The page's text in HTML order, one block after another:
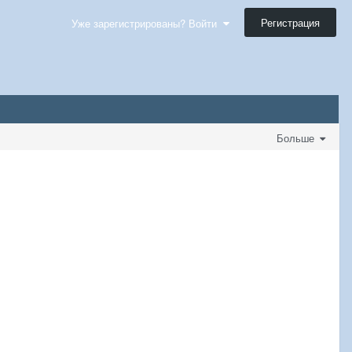
Уже зарегистрированы? Войти Регистрация
Больше